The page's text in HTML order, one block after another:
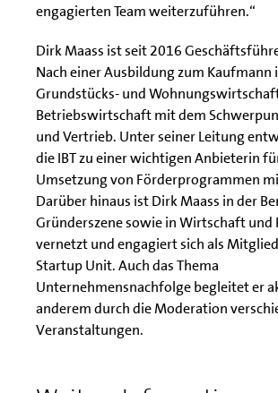
engagierten Team weiterzuführen.“
Dirk Maass ist seit 2016
Nach einer Ausbildung zum Kaufmann
Grundstücks- und
Betriebswirtschaft mit dem
und Vertrieb. Unter seiner Leitung
die IBT zu einer wichtigen Anbieterin
Umsetzung von Förderprogrammen
Darüber hinaus ist Dirk Maass in der
Gründerszene sowie in Wirtschaft und
vernetzt und engagiert sich als
Startup Unit. Auch das Thema
Unternehmensnachfolge begleitet er
anderem durch die Moderation
Veranstaltungen.